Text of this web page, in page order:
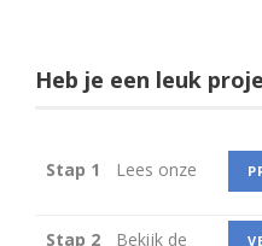
Heb je een leuk
Stap 1 Lees onze
Stap 2 Bekijk de